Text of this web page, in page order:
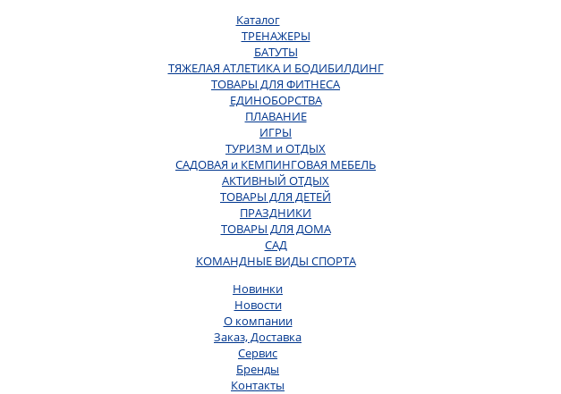
Каталог
ТРЕНАЖЕРЫ
БАТУТЫ
ТЯЖЕЛАЯ АТЛЕТИКА И БОДИБИЛДИНГ
ТОВАРЫ ДЛЯ ФИТНЕСА
ЕДИНОБОРСТВА
ПЛАВАНИЕ
ИГРЫ
ТУРИЗМ и ОТДЫХ
САДОВАЯ и КЕМПИНГОВАЯ МЕБЕЛЬ
АКТИВНЫЙ ОТДЫХ
ТОВАРЫ ДЛЯ ДЕТЕЙ
ПРАЗДНИКИ
ТОВАРЫ ДЛЯ ДОМА
САД
КОМАНДНЫЕ ВИДЫ СПОРТА
Новинки
Новости
О компании
Заказ, Доставка
Сервис
Бренды
Контакты